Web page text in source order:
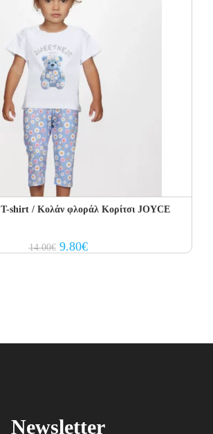
T-shirt / Κολάν φλοράλ Κορίτσι JOYCE
14.00€ Original
price
9.80€Current
price
Newsletter